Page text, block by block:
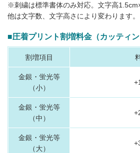
※刺繍は標準書体のみ対応。文字高
他は文字数、文字高さにより変わります。
■圧着プリント割増料金（カッティン
割増項目
金銀・蛍光等
（小）
金銀・蛍光等
（中）
金銀・蛍光等
（大）